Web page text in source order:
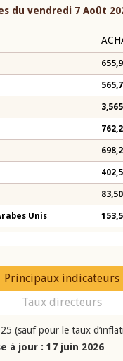
du vendredi 7 Août
3,565
Unis
Principaux indicateurs
Taux directeurs
(sauf pour le taux
à jour : 17 juin 2026